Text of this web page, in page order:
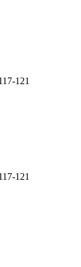
121
121